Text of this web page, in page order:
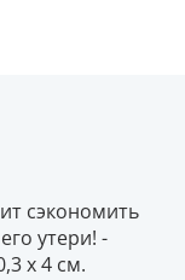
сэкономить
утери! -
x 4 см.